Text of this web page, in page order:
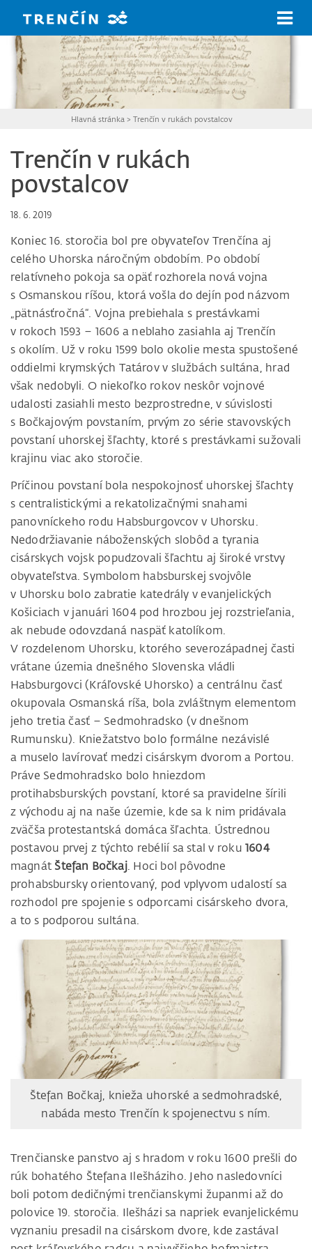
Hlavná stránka >Trenčín v rukách povstalcov
Trenčín v rukách
povstalcov
18. 6. 2019
Koniec 16. storočia bol pre obyvateľov Trenčína aj
celého Uhorska náročným obdobím. Po období
relatívneho pokoja sa opäť rozhorela nová vojna
s Osmanskou ríšou, ktorá vošla do dejín pod názvom
„pätnásťročná“. Vojna prebiehala s prestávkami
v rokoch 1593 – 1606 a neblaho zasiahla aj Trenčín
s okolím. Už v roku 1599 bolo okolie mesta spustošené
oddielmi krymských Tatárov v službách sultána, hrad
však nedobyli. O niekoľko rokov neskôr vojnové
udalosti zasiahli mesto bezprostredne, v súvislosti
s Bočkajovým povstaním, prvým zo série stavovských
povstaní uhorskej šľachty, ktoré s prestávkami sužovali
krajinu viac ako storočie.
Príčinou povstaní bola nespokojnosť uhorskej šľachty
s centralistickými a rekatolizačnými snahami
panovníckeho rodu Habsburgovcov v Uhorsku.
Nedodržiavanie náboženských slobôd a tyrania
cisárskych vojsk popudzovali šľachtu aj široké vrstvy
obyvateľstva. Symbolom habsburskej svojvôle
v Uhorsku bolo zabratie katedrály v evanjelických
Košiciach v januári 1604 pod hrozbou jej rozstrieľania,
ak nebude odovzdaná naspäť katolíkom.
V rozdelenom Uhorsku, ktorého severozápadnej časti
vrátane územia dnešného Slovenska vládli
Habsburgovci (Kráľovské Uhorsko) a centrálnu časť
okupovala Osmanská ríša, bola zvláštnym elementom
jeho tretia časť – Sedmohradsko (v dnešnom
Rumunsku). Kniežatstvo bolo formálne nezávislé
a muselo lavírovať medzi cisárskym dvorom a Portou.
Práve Sedmohradsko bolo hniezdom
protihabsburských povstaní, ktoré sa pravidelne šírili
z východu aj na naše územie, kde sa k nim pridávala
zväčša protestantská domáca šľachta. Ústrednou
postavou prvej z týchto rebélií sa stal v roku1604
magnát Štefan Bočkaj. Hoci bol pôvodne
prohabsbursky orientovaný, pod vplyvom udalostí sa
rozhodol pre spojenie s odporcami cisárskeho dvora,
a to s podporou sultána.
Štefan Bočkaj, knieža uhorské a sedmohradské,
nabáda mesto Trenčín k spojenectvu s ním.
Trenčianske panstvo aj s hradom v roku 1600 prešli do
rúk bohatého Štefana Ilešháziho. Jeho nasledovníci
boli potom dedičnými trenčianskymi županmi až do
polovice 19. storočia. Ilešházi sa napriek evanjelickému
vyznaniu presadil na cisárskom dvore, kde zastával